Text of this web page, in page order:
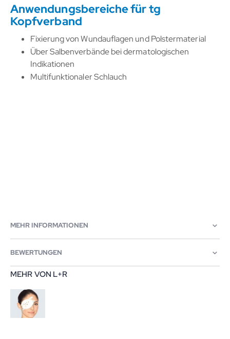
Anwendungsbereiche für tg
Kopfverband
Fixierung von Wundauflagen und Polstermaterial
Über Salbenverbände bei dermatologischen
Indikationen
Multifunktionaler Schlauch
MEHR INFORMATIONEN
BEWERTUNGEN
MEHR VON L+R